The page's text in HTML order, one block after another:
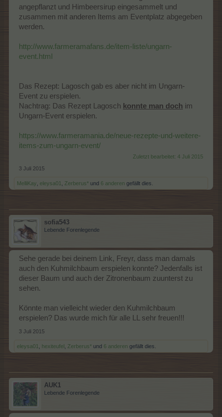
angepflanzt und Himbeersirup eingesammelt und
zusammen mit anderen Items am Eventplatz abgegeben
werden.
http://www.farmeramafans.de/item-liste/ungarn-
event.html
Das Rezept: Lagosch gab es aber nicht im Ungarn-
Event zu erspielen.
Nachtrag: Das Rezept Lagosch konnte man doch im
Ungarn-Event erspielen.
https://www.farmeramania.de/neue-rezepte-und-weitere-
items-zum-ungarn-event/
Zuletzt bearbeitet: 4 Juli 2015
3 Juli 2015
MelliKay eleysa01 Zerberus* und 6 anderen gefällt dies.
sofia543
Lebende Forenlegende
Sehe gerade bei deinem Link, Freyr, dass man damals
auch den Kuhmilchbaum erspielen konnte? Jedenfalls ist
dieser Baum und auch der Zitronenbaum zuunterst zu
sehen.
Könnte man vielleicht wieder den Kuhmilchbaum
erspielen? Das wurde mich für alle LL sehr freuen!!!
3 Juli 2015
eleysa01 hexiteufel Zerberus* und 6 anderen gefällt dies.
AUK1
Lebende Forenlegende